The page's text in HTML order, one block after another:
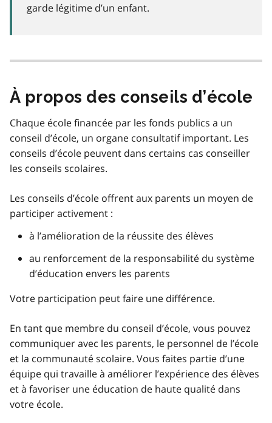
garde légitime d’un enfant.
À propos des conseils d’école
Chaque école financée par les fonds publics a un
conseil d’école, un organe consultatif important. Les
conseils d’école peuvent dans certains cas conseiller
les conseils scolaires.
Les conseils d’école offrent aux parents un moyen de
participer activement :
à l’amélioration de la réussite des élèves
au renforcement de la responsabilité du système
d’éducation envers les parents
Votre participation peut faire une différence.
En tant que membre du conseil d’école, vous pouvez
communiquer avec les parents, le personnel de l’école
et la communauté scolaire. Vous faites partie d’une
équipe qui travaille à améliorer l’expérience des élèves
et à favoriser une éducation de haute qualité dans
votre école.